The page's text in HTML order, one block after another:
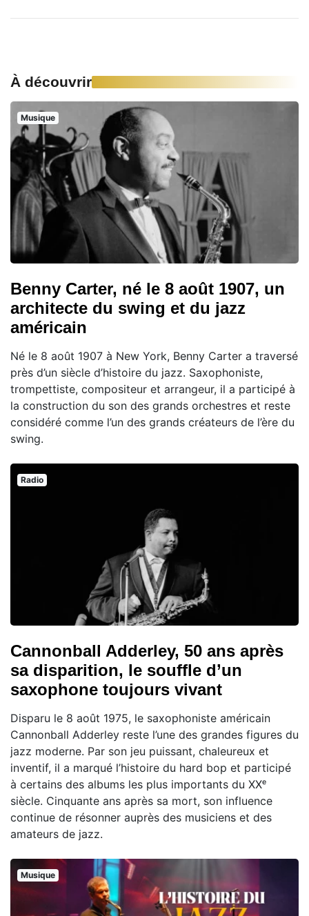
À découvrir
Musique
Benny Carter, né le 8 août 1907, un
architecte du swing et du jazz
américain
Né le 8 août 1907 à New York, Benny Carter a traversé
près d’un siècle d’histoire du jazz. Saxophoniste,
trompettiste, compositeur et arrangeur, il a participé à
la construction du son des grands orchestres et reste
considéré comme l’un des grands créateurs de l’ère du
swing.
Radio
Cannonball Adderley, 50 ans après
sa disparition, le souffle d’un
saxophone toujours vivant
Disparu le 8 août 1975, le saxophoniste américain
Cannonball Adderley reste l’une des grandes figures du
jazz moderne. Par son jeu puissant, chaleureux et
inventif, il a marqué l’histoire du hard bop et participé
à certains des albums les plus importants du XXᵉ
siècle. Cinquante ans après sa mort, son influence
continue de résonner auprès des musiciens et des
amateurs de jazz.
Musique